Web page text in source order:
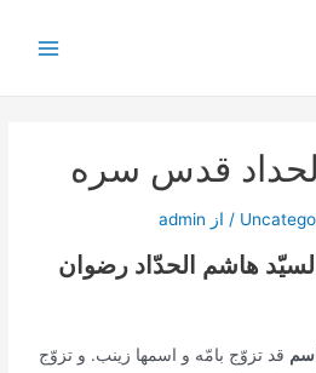
قدس سره
/ از admin
هاشم الحدّاد رضوان
قد تزوّج بامّه و اسمها زينب. و تزوّج